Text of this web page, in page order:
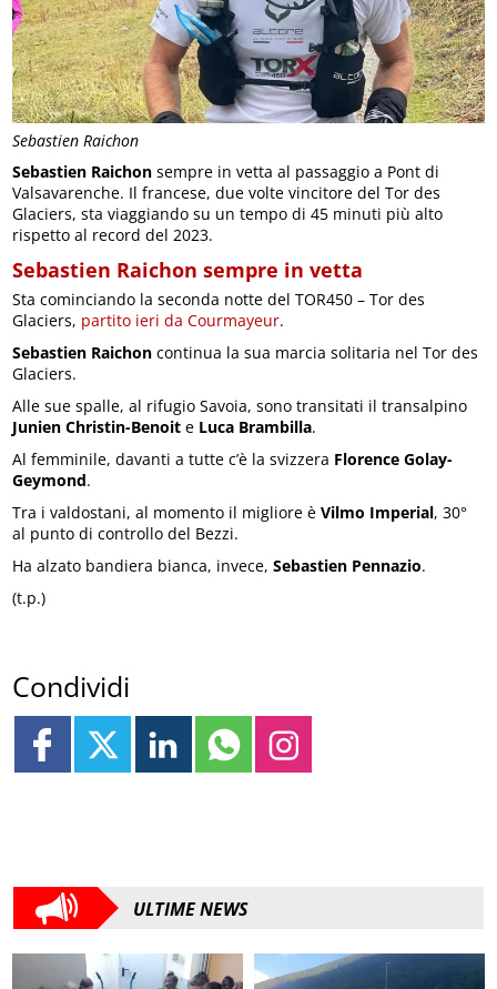
Sebastien Raichon
Sebastien Raichon sempre in vetta al passaggio a Pont di
Valsavarenche. Il francese, due volte vincitore del Tor des
Glaciers, sta viaggiando su un tempo di 45 minuti più alto
rispetto al record del 2023.
Sebastien Raichon sempre in vetta
Sta cominciando la seconda notte del TOR450 – Tor des
Glaciers, partito ieri da Courmayeur.
Sebastien Raichon continua la sua marcia solitaria nel Tor des
Glaciers.
Alle sue spalle, al rifugio Savoia, sono transitati il transalpino
Junien Christin-Benoit e Luca Brambilla.
Al femminile, davanti a tutte c’è la svizzera Florence Golay-
Geymond.
Tra i valdostani, al momento il migliore èVilmo Imperial, 30°
al punto di controllo del Bezzi.
Ha alzato bandiera bianca, invece,Sebastien Pennazio.
(t.p.)
Condividi
ULTIME NEWS